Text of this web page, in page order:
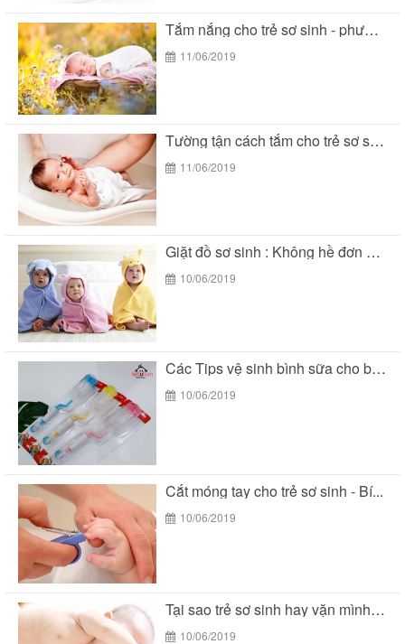
Tắm nắng cho trẻ sơ sinh - phương pháp...
11/06/2019
Tường tận cách tắm cho trẻ sơ sinh đúng...
11/06/2019
Giặt đồ sơ sinh : Không hề đơn giản...
10/06/2019
Các Tips vệ sinh bình sữa cho bé đúng...
10/06/2019
Cắt móng tay cho trẻ sơ sinh - Bí...
10/06/2019
Tại sao trẻ sơ sinh hay vặn mình khi...
10/06/2019